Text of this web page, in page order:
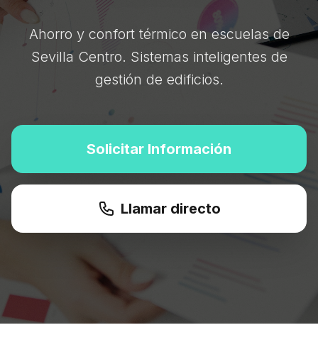
Ahorro y confort térmico en escuelas de
Sevilla Centro. Sistemas inteligentes de
gestión de edificios.
Solicitar Información
Llamar directo